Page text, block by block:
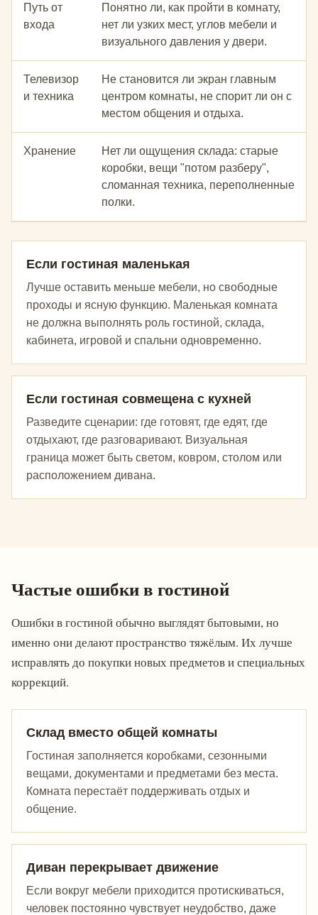
Путь от
входа
Понятно ли, как пройти в комнату,
нет ли узких мест, углов мебели и
визуального давления у двери.
Телевизор
и техника
Не становится ли экран главным
центром комнаты, не спорит ли он с
местом общения и отдыха.
Хранение
Нет ли ощущения склада: старые
коробки, вещи "потом разберу",
сломанная техника, переполненные
полки.
Если гостиная маленькая
Лучше оставить меньше мебели, но свободные
проходы и ясную функцию. Маленькая комната
не должна выполнять роль гостиной, склада,
кабинета, игровой и спальни одновременно.
Если гостиная совмещена с кухней
Разведите сценарии: где готовят, где едят, где
отдыхают, где разговаривают. Визуальная
граница может быть светом, ковром, столом или
расположением дивана.
Частые ошибки в гостиной
Ошибки в гостиной обычно выглядят бытовыми, но
именно они делают пространство тяжёлым. Их лучше
исправлять до покупки новых предметов и специальных
коррекций.
Склад вместо общей комнаты
Гостиная заполняется коробками, сезонными
вещами, документами и предметами без места.
Комната перестаёт поддерживать отдых и
общение.
Диван перекрывает движение
Если вокруг мебели приходится протискиваться,
человек постоянно чувствует неудобство, даже